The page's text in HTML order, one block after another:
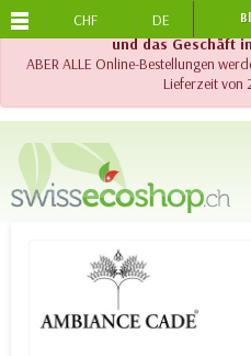
!! Wichtig !! Bis am 20.
und das Geschäft
ABER ALLE Online-Bestellungen
Lieferzeit von
CHF DE